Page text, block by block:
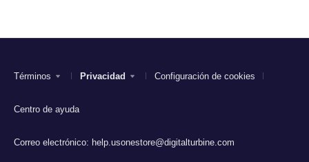
Términos Privacidad Configuración de cookies
Centro de ayuda
Correo electrónico: help.usonestore@digitalturbine.com